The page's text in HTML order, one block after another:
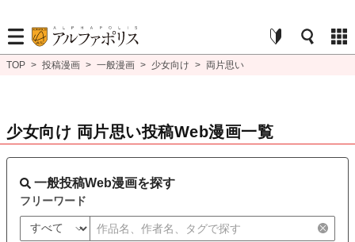
TOP > 投稿漫画 > 一般漫画 > 少女向け > 両片思い
少女向け 両片思い投稿Web漫画一覧
一般投稿Web漫画を探す
フリーワード